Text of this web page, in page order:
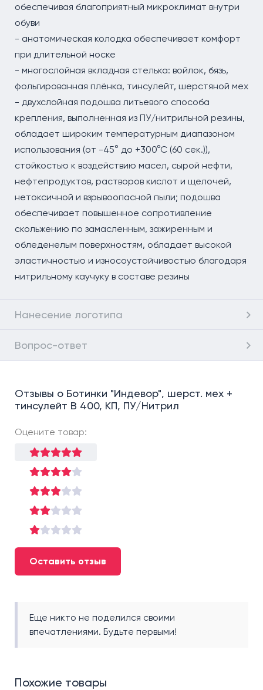
обеспечивая благоприятный микроклимат внутри
обуви
- анатомическая колодка обеспечивает комфорт
при длительной носке
- многослойная вкладная стелька: войлок, бязь,
фольгированная плёнка, тинсулейт, шерстяной мех
- двухслойная подошва литьевого способа
крепления, выполненная из ПУ/нитрильной резины,
обладает широким температурным диапазоном
использования (от -45° до +300°С (60 сек.)),
стойкостью к воздействию масел, сырой нефти,
нефтепродуктов, растворов кислот и щелочей,
нетоксичной и взрывоопасной пыли; подошва
обеспечивает повышенное сопротивление
скольжению по замасленным, зажиренным и
обледенелым поверхностям, обладает высокой
эластичностью и износоустойчивостью благодаря
нитрильному каучуку в составе резины
Нанесение логотипа
Вопрос-ответ
Отзывы о Ботинки "Индевор", шерст. мех +
тинсулейт B 400, КП, ПУ/Нитрил
Оцените товар:
Оставить отзыв
Еще никто не поделился своими
впечатлениями. Будьте первыми!
Похожие товары